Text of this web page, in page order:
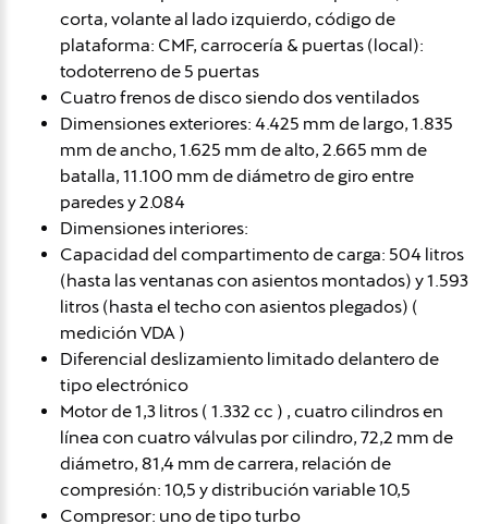
corta, volante al lado izquierdo, código de
plataforma: CMF, carrocería & puertas (local):
todoterreno de 5 puertas
Cuatro frenos de disco siendo dos ventilados
Dimensiones exteriores: 4.425 mm de largo, 1.835
mm de ancho, 1.625 mm de alto, 2.665 mm de
batalla, 11.100 mm de diámetro de giro entre
paredes y 2.084
Dimensiones interiores:
Capacidad del compartimento de carga: 504 litros
(hasta las ventanas con asientos montados) y 1.593
litros (hasta el techo con asientos plegados) (
medición VDA )
Diferencial deslizamiento limitado delantero de
tipo electrónico
Motor de 1,3 litros ( 1.332 cc ) , cuatro cilindros en
línea con cuatro válvulas por cilindro, 72,2 mm de
diámetro, 81,4 mm de carrera, relación de
compresión: 10,5 y distribución variable 10,5
Compresor: uno de tipo turbo